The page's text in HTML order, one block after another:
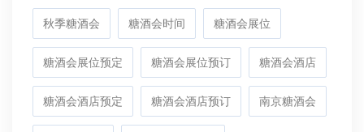
秋季糖酒会 糖酒会时间 糖酒会展位
糖酒会展位预定 糖酒会展位预订 糖酒会酒店
糖酒会酒店预定 糖酒会酒店预订 南京糖酒会